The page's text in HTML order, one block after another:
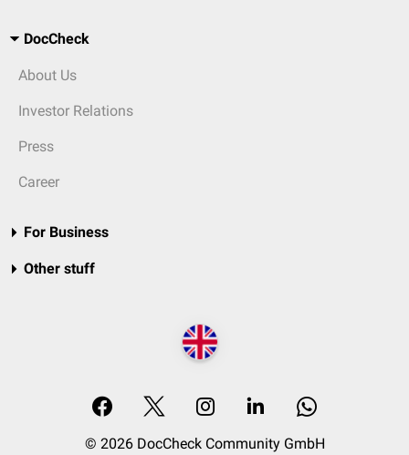
DocCheck
About Us
Investor Relations
Press
Career
For Business
Other stuff
© 2026 DocCheck Community GmbH